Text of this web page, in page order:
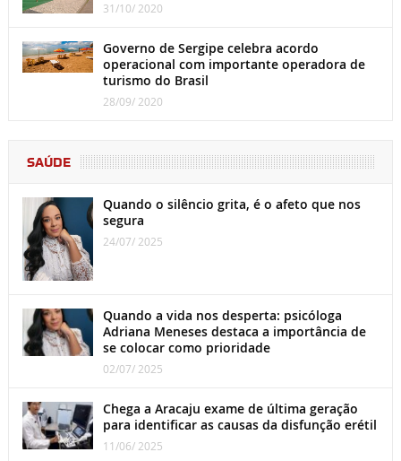
31/10/ 2020
Governo de Sergipe celebra acordo
operacional com importante operadora de
turismo do Brasil
28/09/ 2020
SAÚDE
Quando o silêncio grita, é o afeto que nos
segura
24/07/ 2025
Quando a vida nos desperta: psicóloga
Adriana Meneses destaca a importância de
se colocar como prioridade
02/07/ 2025
Chega a Aracaju exame de última geração
para identificar as causas da disfunção erétil
11/06/ 2025